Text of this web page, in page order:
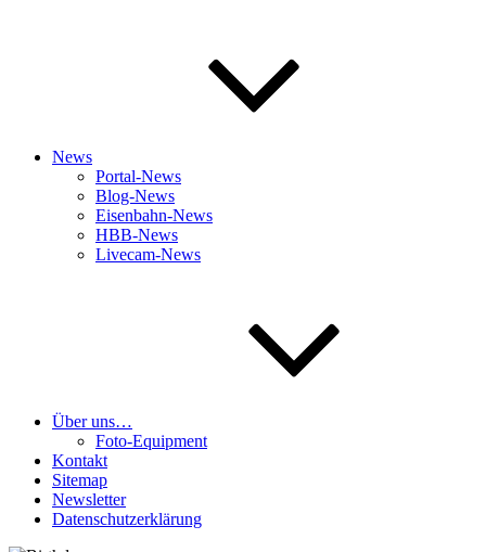
News
Portal-News
Blog-News
Eisenbahn-News
HBB-News
Livecam-News
Über uns…
Foto-Equipment
Kontakt
Sitemap
Newsletter
Datenschutzerklärung